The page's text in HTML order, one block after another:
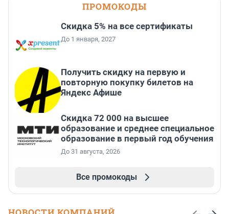
ПРОМОКОДЫ
Скидка 5% на все сертификаты
До 1 января, 2027
Получить скидку на первую и
повторную покупку билетов на
Яндекс Афише
Скидка 72 000 на высшее
образование и среднее специальное
образование в первый год обучения
До 31 августа, 2026
Все промокоды